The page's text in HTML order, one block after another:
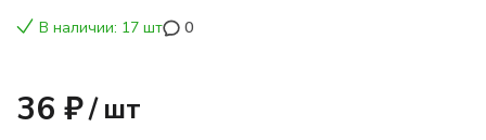
В наличии: 17 шт 0
36 ₽/ шт